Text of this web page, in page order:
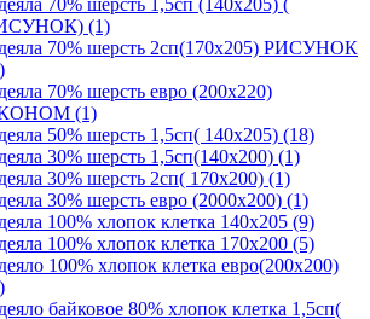
(1)
70% шерсть 2сп(170х205) РИСУНОК
70% шерсть евро (200х220)
(1)
50% шерсть 1,5сп( 140х205) (18)
30% шерсть 1,5сп(140х200) (1)
30% шерсть 2сп( 170х200) (1)
30% шерсть евро (2000х200) (1)
100% хлопок клетка 140х205 (9)
100% хлопок клетка 170х200 (5)
100% хлопок клетка евро(200х200)
байковое 80% хлопок клетка 1,5сп(